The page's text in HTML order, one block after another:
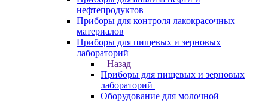
нефтепродуктов
Приборы для контроля лакокрасочных
материалов
Приборы для пищевых и зерновых
лабораторий
Назад
Приборы для пищевых и зерновых
лабораторий
Оборудование для молочной